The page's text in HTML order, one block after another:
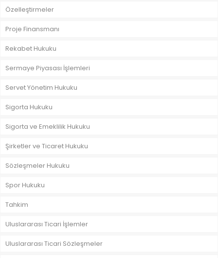
Özelleştirmeler
Proje Finansmanı
Rekabet Hukuku
Sermaye Piyasası İşlemleri
Servet Yönetim Hukuku
Sigorta Hukuku
Sigorta ve Emeklilik Hukuku
Şirketler ve Ticaret Hukuku
Sözleşmeler Hukuku
Spor Hukuku
Tahkim
Uluslararası Ticari İşlemler
Uluslararası Ticari Sözleşmeler